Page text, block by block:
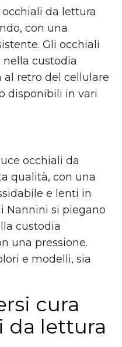
da lettura
con una
Gli occhiali
nella custodia
retro del cellulare
disponibili in vari
occhiali da
qualità, con una
e lenti in
Nannini si piegano
custodia
una pressione.
e modelli, sia
cura
da lettura